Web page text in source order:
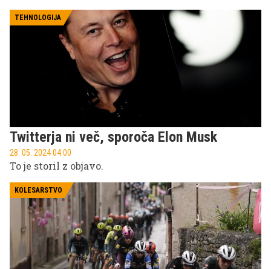
TEHNOLOGIJA
Twitterja ni več, sporoča Elon Musk
28. 05. 2024 04.00
To je storil z objavo.
KOLESARSTVO